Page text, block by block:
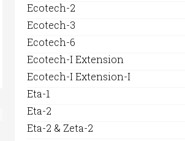
Ecotech-2
Ecotech-3
Ecotech-6
Ecotech-I Extension
Ecotech-I Extension-I
Eta-1
Eta-2
Eta-2 & Zeta-2